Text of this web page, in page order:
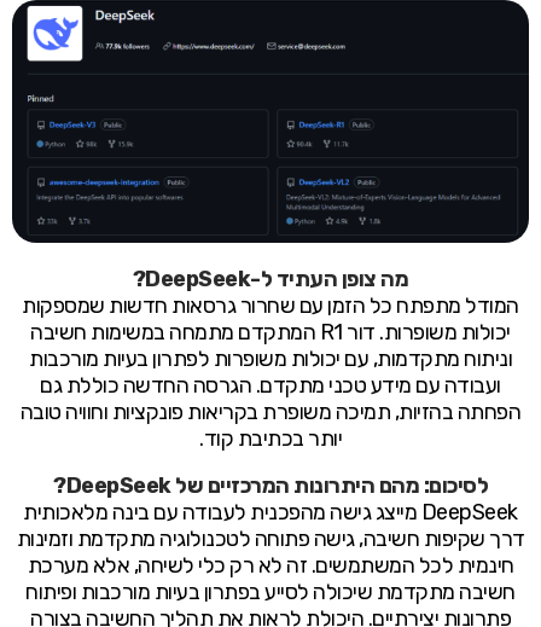
מה צופן העתיד ל-DeepSeek?
המודל מתפתח כל הזמן עם שחרור גרסאות חדשות שמספקות
יכולות משופרות. דור R1 המתקדם מתמחה במשימות חשיבה
וניתוח מתקדמות, עם יכולות משופרות לפתרון בעיות מורכבות
ועבודה עם מידע טכני מתקדם. הגרסה החדשה כוללת גם
הפחתה בהזיות, תמיכה משופרת בקריאות פונקציות וחוויה טובה
יותר בכתיבת קוד.
לסיכום: מהם היתרונות המרכזיים של DeepSeek?
DeepSeek מייצג גישה מהפכנית לעבודה עם בינה מלאכותית
דרך שקיפות חשיבה, גישה פתוחה לטכנולוגיה מתקדמת וזמינות
חינמית לכל המשתמשים. זה לא רק כלי לשיחה, אלא מערכת
חשיבה מתקדמת שיכולה לסייע בפתרון בעיות מורכבות ופיתוח
פתרונות יצירתיים. היכולת לראות את תהליך החשיבה בצורה